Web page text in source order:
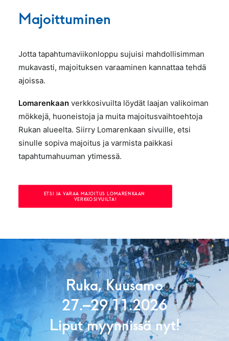
Majoittuminen
Jotta tapahtumaviikonloppu sujuisi mahdollisimman
mukavasti, majoituksen varaaminen kannattaa tehdä
ajoissa.
Lomarenkaan verkkosivuilta löydät laajan valikoiman
mökkejä, huoneistoja ja muita majoitusvaihtoehtoja
Rukan alueelta. Siirry Lomarenkaan sivuille, etsi
sinulle sopiva majoitus ja varmista paikkasi
tapahtumahuuman ytimessä.
ETSI JA VARAA MAJOITUS LOMARENKAAN
VERKKOSIVUILTA!
Ruka, Kuusamo
27.–29.11.2026
Liput myynnissä nyt!